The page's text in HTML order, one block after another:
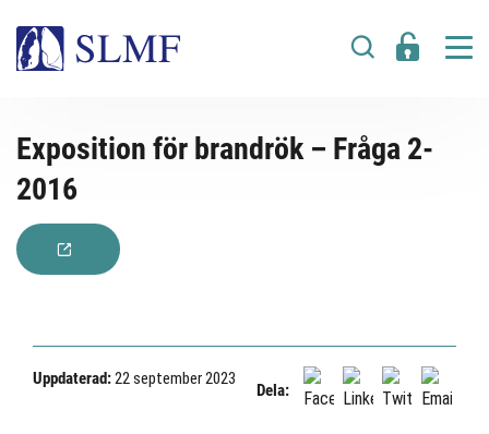
Exposition för brandrök – Fråga 2-
2016
Uppdaterad:22 september 2023
Dela: